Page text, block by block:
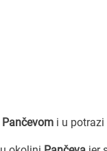
Pančevom i u potrazi